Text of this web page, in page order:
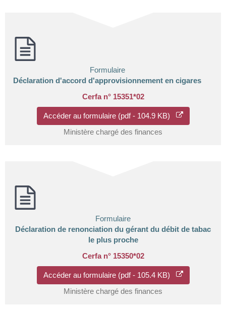
Formulaire
Déclaration d'accord d'approvisionnement en cigares
Cerfa n° 15351*02
Accéder au formulaire (pdf - 104.9 KB)
Ministère chargé des finances
Formulaire
Déclaration de renonciation du gérant du débit de tabac
le plus proche
Cerfa n° 15350*02
Accéder au formulaire (pdf - 105.4 KB)
Ministère chargé des finances